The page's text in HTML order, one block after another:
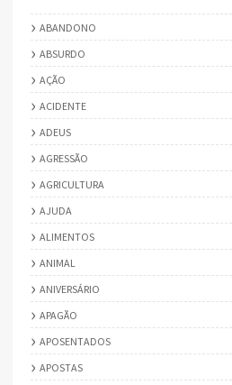
ABANDONO
ABSURDO
AÇÃO
ACIDENTE
ADEUS
AGRESSÃO
AGRICULTURA
AJUDA
ALIMENTOS
ANIMAL
ANIVERSÁRIO
APAGÃO
APOSENTADOS
APOSTAS